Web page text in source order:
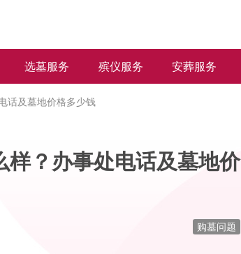
选墓服务 殡仪服务 安葬服务
话及墓地价格多少钱
样？办事处电话及墓地价
购墓问题